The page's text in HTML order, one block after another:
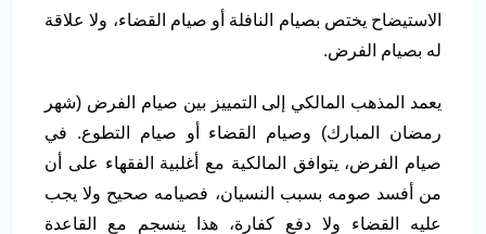
الاستيضاح يختص بصيام النافلة أو صيام القضاء، ولا علاقة
له بصيام الفرض.
يعمد المذهب المالكي إلى التمييز بين صيام الفرض (شهر
رمضان المبارك) وصيام القضاء أو صيام التطوع. في
صيام الفرض، يتوافق المالكية مع أغلبية الفقهاء على أن
من أفسد صومه بسبب النسيان، فصيامه صحيح ولا يجب
عليه القضاء ولا دفع كفارة، هذا ينسجم مع القاعدة